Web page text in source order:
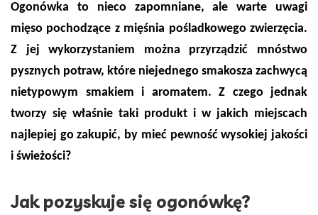
Ogonówka to nieco zapomniane, ale warte uwagi
mięso pochodzące z mięśnia pośladkowego zwierzęcia.
Z jej wykorzystaniem można przyrządzić mnóstwo
pysznych potraw, które niejednego smakosza zachwycą
nietypowym smakiem i aromatem. Z czego jednak
tworzy się właśnie taki produkt i w jakich miejscach
najlepiej go zakupić, by mieć pewność wysokiej jakości
i świeżości?
Jak pozyskuje się ogonówkę?